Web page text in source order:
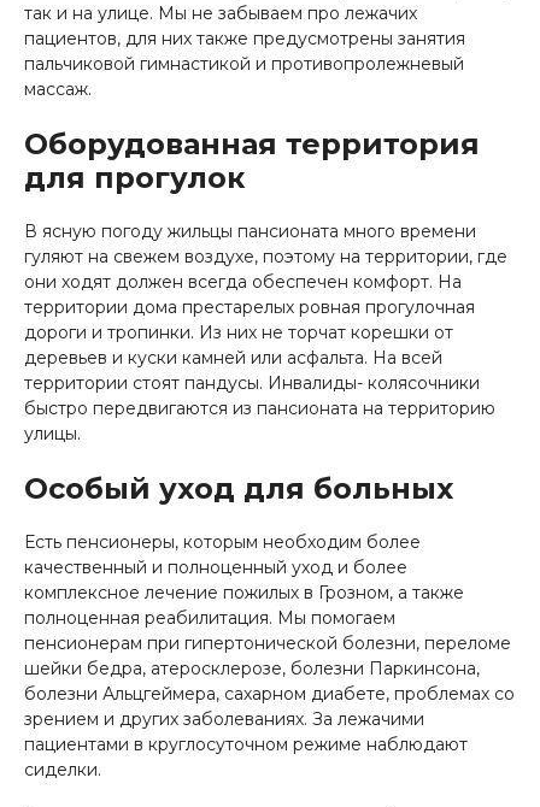
так и на улице. Мы не забываем про лежачих
пациентов, для них также предусмотрены занятия
пальчиковой гимнастикой и противопролежневый
массаж.
Оборудованная территория
для прогулок
В ясную погоду жильцы пансионата много времени
гуляют на свежем воздухе, поэтому на территории, где
они ходят должен всегда обеспечен комфорт. На
территории дома престарелых ровная прогулочная
дороги и тропинки. Из них не торчат корешки от
деревьев и куски камней или асфальта. На всей
территории стоят пандусы. Инвалиды- колясочники
быстро передвигаются из пансионата на территорию
улицы.
Особый уход для больных
Есть пенсионеры, которым необходим более
качественный и полноценный уход и более
комплексное лечение пожилых в Грозном, а также
полноценная реабилитация. Мы помогаем
пенсионерам при гипертонической болезни, переломе
шейки бедра, атеросклерозе, болезни Паркинсона,
болезни Альцгеймера, сахарном диабете, проблемах со
зрением и других заболеваниях. За лежачими
пациентами в круглосуточном режиме наблюдают
сиделки.